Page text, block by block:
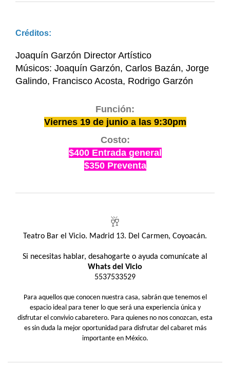
Créditos:
Joaquín Garzón Director Artístico
Músicos: Joaquín Garzón, Carlos Bazán, Jorge
Galindo, Francisco Acosta, Rodrigo Garzón
Función:
Viernes 19 de junio a las 9:30pm
Costo:
$400 Entrada general
$350 Preventa
🥂
Teatro Bar el Vicio. Madrid 13. Del Carmen, Coyoacán.
Si necesitas hablar, desahogarte o ayuda comunícate al
Whats del Vicio
5537533529
Para aquellos que conocen nuestra casa, sabrán que tenemos el
espacio ideal para tener lo que será una experiencia única y
disfrutar el convivio cabaretero. Para quienes no nos conozcan, esta
es sin duda la mejor oportunidad para disfrutar del cabaret más
importante en México.